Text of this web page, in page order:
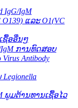
IgG/IgM
O139) ແລະ O1(VC
ຊື້ອອື່ນໆ
IgM ການທົດສອບ
Antibody
ພູມຕ້ານທານເຊື້ອໄວ